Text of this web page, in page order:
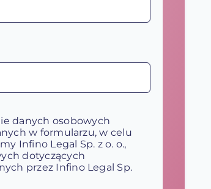
danych osobowych
w formularzu, w celu
Infino Legal Sp. z o. o.,
dotyczących
przez Infino Legal Sp.